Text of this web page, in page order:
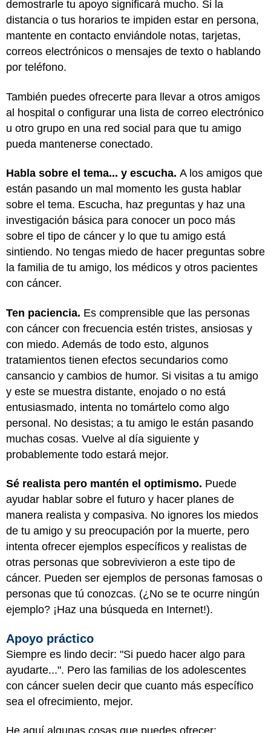
demostrarle tu apoyo significará mucho. Si la
distancia o tus horarios te impiden estar en persona,
mantente en contacto enviándole notas, tarjetas,
correos electrónicos o mensajes de texto o hablando
por teléfono.
También puedes ofrecerte para llevar a otros amigos
al hospital o configurar una lista de correo electrónico
u otro grupo en una red social para que tu amigo
pueda mantenerse conectado.
Habla sobre el tema... y escucha. A los amigos que
están pasando un mal momento les gusta hablar
sobre el tema. Escucha, haz preguntas y haz una
investigación básica para conocer un poco más
sobre el tipo de cáncer y lo que tu amigo está
sintiendo. No tengas miedo de hacer preguntas sobre
la familia de tu amigo, los médicos y otros pacientes
con cáncer.
Ten paciencia. Es comprensible que las personas
con cáncer con frecuencia estén tristes, ansiosas y
con miedo. Además de todo esto, algunos
tratamientos tienen efectos secundarios como
cansancio y cambios de humor. Si visitas a tu amigo
y este se muestra distante, enojado o no está
entusiasmado, intenta no tomártelo como algo
personal. No desistas; a tu amigo le están pasando
muchas cosas. Vuelve al día siguiente y
probablemente todo estará mejor.
Sé realista pero mantén el optimismo. Puede
ayudar hablar sobre el futuro y hacer planes de
manera realista y compasiva. No ignores los miedos
de tu amigo y su preocupación por la muerte, pero
intenta ofrecer ejemplos específicos y realistas de
otras personas que sobrevivieron a este tipo de
cáncer. Pueden ser ejemplos de personas famosas o
personas que tú conozcas. (¿No se te ocurre ningún
ejemplo? ¡Haz una búsqueda en Internet!).
Apoyo práctico
Siempre es lindo decir: "Si puedo hacer algo para
ayudarte...". Pero las familias de los adolescentes
con cáncer suelen decir que cuanto más específico
sea el ofrecimiento, mejor.
He aquí algunas cosas que puedes ofrecer: